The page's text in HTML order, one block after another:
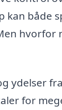
kan både
hvorfor
ydelser
for